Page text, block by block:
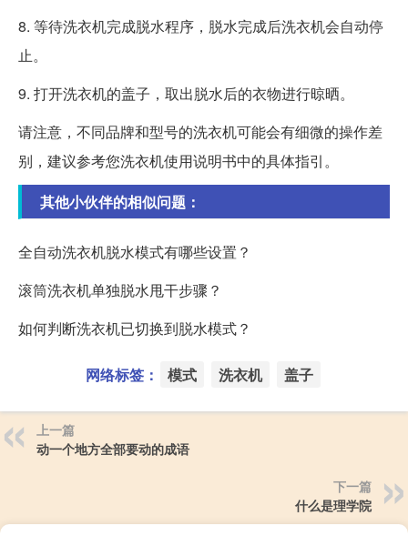
8. 等待洗衣机完成脱水程序，脱水完成后洗衣机会自动停
止。
9. 打开洗衣机的盖子，取出脱水后的衣物进行晾晒。
请注意，不同品牌和型号的洗衣机可能会有细微的操作差
别，建议参考您洗衣机使用说明书中的具体指引。
其他小伙伴的相似问题：
全自动洗衣机脱水模式有哪些设置？
滚筒洗衣机单独脱水甩干步骤？
如何判断洗衣机已切换到脱水模式？
网络标签： 模式 洗衣机 盖子
上一篇
动一个地方全部要动的成语
下一篇
什么是理学院